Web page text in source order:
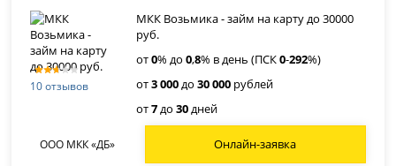
10 отзывов
МКК Возьмика - займ на карту до 30000
руб.
от0% до0,8% в день (ПСК0-292%)
от3 000до30 000 рублей
от7до30дней
ООО МКК «ДБ» Онлайн-заявка